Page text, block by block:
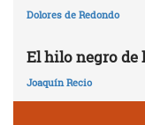
Dolores de Redondo
El hilo negro de
Joaquín Recio